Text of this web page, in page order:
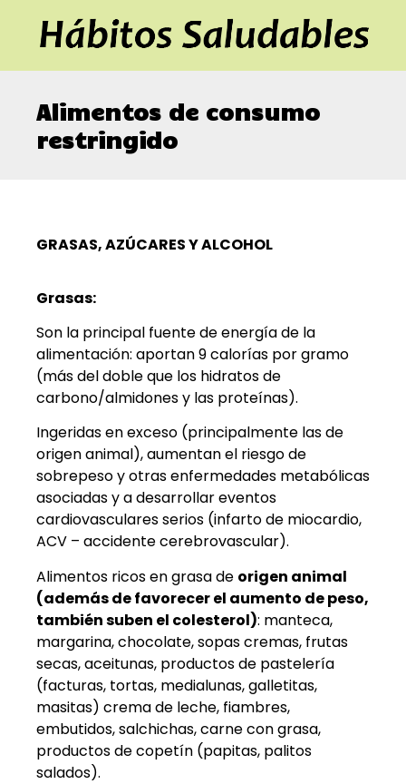
Alimentos de consumo
restringido
GRASAS, AZÚCARES Y ALCOHOL
Grasas:
Son la principal fuente de energía de la
alimentación: aportan 9 calorías por gramo
(más del doble que los hidratos de
carbono/almidones y las proteínas).
Ingeridas en exceso (principalmente las de
origen animal), aumentan el riesgo de
sobrepeso y otras enfermedades metabólicas
asociadas y a desarrollar eventos
cardiovasculares serios (infarto de miocardio,
ACV – accidente cerebrovascular).
Alimentos ricos en grasa de origen animal
(además de favorecer el aumento de peso,
también suben el colesterol): manteca,
margarina, chocolate, sopas cremas, frutas
secas, aceitunas, productos de pastelería
(facturas, tortas, medialunas, galletitas,
masitas) crema de leche, fiambres,
embutidos, salchichas, carne con grasa,
productos de copetín (papitas, palitos
salados).